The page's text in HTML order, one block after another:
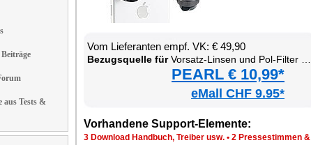
aus Tests &
Vom Lie­fe­ran­ten empf. VK: € 49,90
Be­zugs­quel­le fürVor­satz-Lin­sen und Pol-Fil­ter für Smart­pho­ne
PEARL € 10,99*
eMall CHF 9.95*
Vor­han­de­ne Sup­port-Ele­men­te:
3 Down­load Hand­buch, Trei­ber usw. • 2 Pres­se­stim­men &